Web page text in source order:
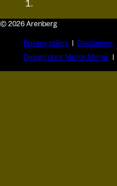
© 2026 Arenberg
Privacy policy Disclaimer
Design door Mirror Mirror